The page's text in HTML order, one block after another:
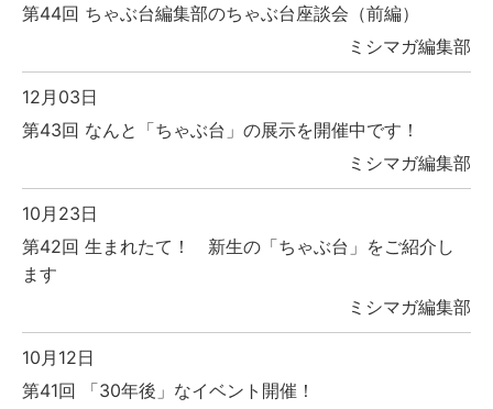
第44回 ちゃぶ台編集部のちゃぶ台座談会（前編）
ミシマガ編集部
12月03日
第43回 なんと「ちゃぶ台」の展示を開催中です！
ミシマガ編集部
10月23日
第42回 生まれたて！ 新生の「ちゃぶ台」をご紹介し
ます
ミシマガ編集部
10月12日
第41回 「30年後」なイベント開催！